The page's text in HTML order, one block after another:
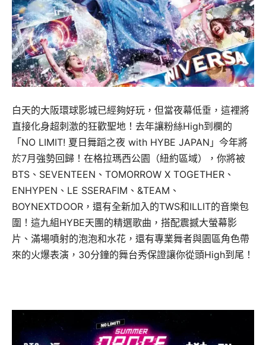
白天的大阪環球影城已經夠好玩，但當夜幕低垂，這裡將
直接化身超刺激的狂歡聖地！去年讓粉絲High到欄的
「NO LIMIT! 夏日舞蹈之夜 with HYBE JAPAN」今年將
於7月強勢回歸！在格拉瑪西公園（紐約區域），你將被
BTS、SEVENTEEN、TOMORROW X TOGETHER、
ENHYPEN、LE SSERAFIM、&TEAM、
BOYNEXTDOOR，還有全新加入的TWS和ILLIT的音樂包
圍！這九組HYBE天團的精選歌曲，搭配震撼大螢幕影
片、滿場噴射的泡泡和水花，還有專業舞者與園區角色帶
來的火爆表演，30分鐘的舞台秀保證讓你從頭High到尾！